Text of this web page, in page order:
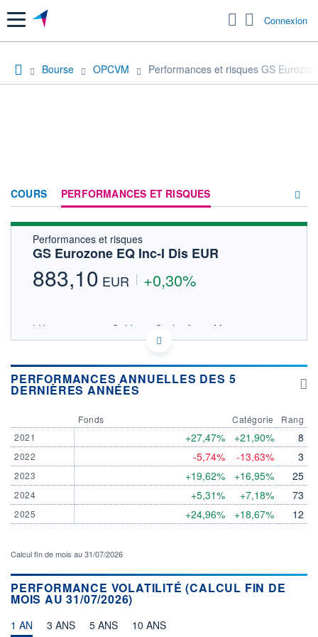
Menu Connexion
Bourse OPCVM Performances et risques GS
COURS PERFORMANCES ET RISQUES
FORUM
Performances et risques
GS Eurozone EQ Inc-I Dis EUR
883,10 EUR +0,30%
LU0273690817 - Goldman Sachs Asset Management
B.V.
Consulter le prospectus / DIC
03/12 08/04 05/08
CATÉGORIE MORNINGSTAR
Actions Zone Euro
FONDS PARTENAIRES
ÉLIGIBILITÉ
BOURSOVIE LUX
CTO BUSINESS
PERFORMANCES ANNUELLES DES 5
DERNIÈRES ANNÉES
2021
2022
2023
2024
2025
Fonds
+27,47%
-5,74%
+19,62%
+5,31%
+24,96%
Catégorie
+21,90%
-13,63%
+16,95%
+7,18%
+18,67%
Rang
8
3
25
73
12
Calcul fin de mois au 31/07/2026
PERFORMANCE VOLATILITÉ (CALCUL FIN DE
MOIS AU 31/07/2026)
1 AN 3 ANS 5 ANS 10 ANS